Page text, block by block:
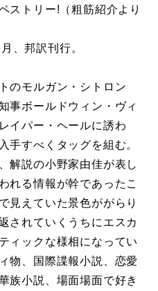
ストリー!（粗筋紹介より
、邦訳刊行。
のモルガン・シトロン
事ボールドウィン・ヴィ
イパー・ヘールに誘わ
手すべくタッグを組む。
解説の小野家由佳が表し
れる情報が幹であったこ
見えていた景色ががらり
されていくうちにエスカ
ィックな様相になってい
物、国際諜報小説、恋愛
族小説、場面場面で好き